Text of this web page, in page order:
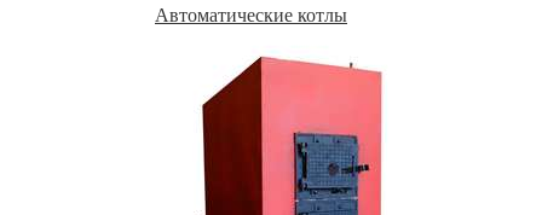
Автоматические котлы